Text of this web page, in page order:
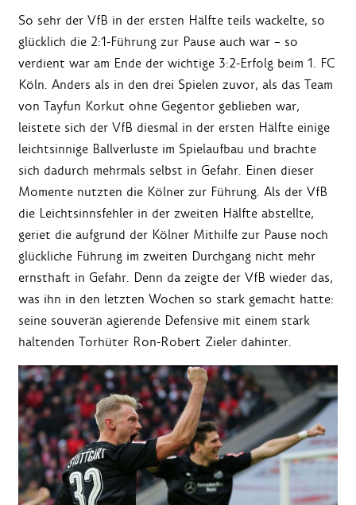
So sehr der VfB in der ersten Hälfte teils wackelte, so
glücklich die 2:1-Führung zur Pause auch war – so
verdient war am Ende der wichtige 3:2-Erfolg beim 1. FC
Köln. Anders als in den drei Spielen zuvor, als das Team
von Tayfun Korkut ohne Gegentor geblieben war,
leistete sich der VfB diesmal in der ersten Hälfte einige
leichtsinnige Ballverluste im Spielaufbau und brachte
sich dadurch mehrmals selbst in Gefahr. Einen dieser
Momente nutzten die Kölner zur Führung. Als der VfB
die Leichtsinnsfehler in der zweiten Hälfte abstellte,
geriet die aufgrund der Kölner Mithilfe zur Pause noch
glückliche Führung im zweiten Durchgang nicht mehr
ernsthaft in Gefahr. Denn da zeigte der VfB wieder das,
was ihn in den letzten Wochen so stark gemacht hatte:
seine souverän agierende Defensive mit einem stark
haltenden Torhüter Ron-Robert Zieler dahinter.